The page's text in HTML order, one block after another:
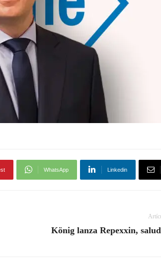
WhatsApp Linkedin
König lanza Repexxin,